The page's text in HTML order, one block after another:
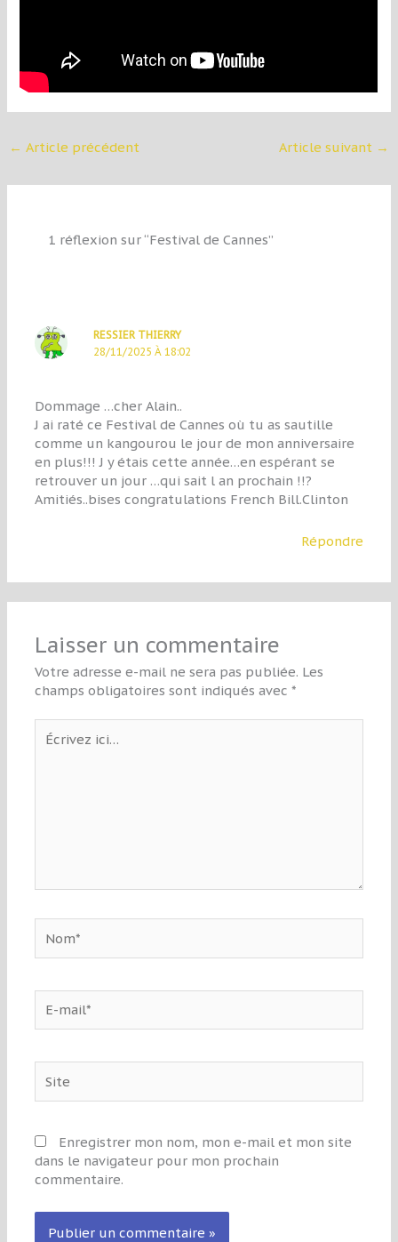
← Article précédent Article suivant →
1 réflexion sur “Festival de Cannes”
RESSIER THIERRY
28/11/2025 À 18:02
Dommage …cher Alain..
J ai raté ce Festival de Cannes où tu as sautille
comme un kangourou le jour de mon anniversaire
en plus!!! J y étais cette année…en espérant se
retrouver un jour …qui sait l an prochain !!?
Amitiés..bises congratulations French Bill.Clinton
Répondre
Laisser un commentaire
Votre adresse e-mail ne sera pas publiée. Les
champs obligatoires sont indiqués avec*
ici…
mail*
Enregistrer mon nom, mon e-mail et mon site
dans le navigateur pour mon prochain
commentaire.